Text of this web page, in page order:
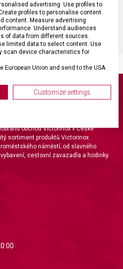
Černá
obchod Victorinox v České
sortiment produktů Victorinox
náměstí; od slavného
cestovní zavazadla a hodinky.
advertising. Use profiles to
profiles to personalise content.
content. Measure advertising
Understand audiences
of data from different sources.
limited data to select content. Use
scan device characteristics for
Union and send to the USA.
purposes:
on a device
advertising
advertising
content
content
Customize settings